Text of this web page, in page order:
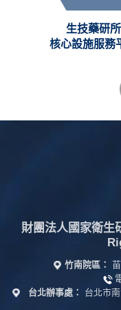
生技藥研所
核心設施服務
財團法人國家衛生
竹南院區：
台北辦事處：
台北市